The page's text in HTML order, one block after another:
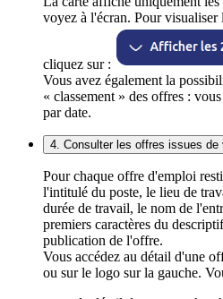
voyez à l'écran. Pour
cliquez sur :
Vous avez également la
« classement » des offres :
par date.
4. Consulter les offres issues de
Pour chaque offre d'emploi
l'intitulé du poste, le lieu de
durée de travail, le nom de
premiers caractères du
publication de l'offre.
Vous accédez au détail d'une
ou sur le logo sur la gauche.